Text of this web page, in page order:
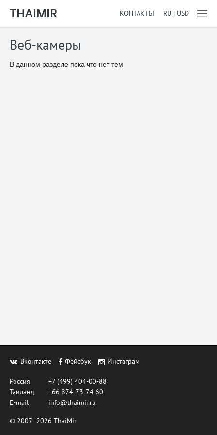
КОНТАКТЫ RU | USD
Веб-камеры
В данном разделе пока что нет тем
Вконтакте Фейсбук Инстаграм
Россия
+7 (499) 404-00-88
Таиланд
+66 874-73-74 60
E-mail
info@thaimir.ru
© 2007–2026 ThaiMir